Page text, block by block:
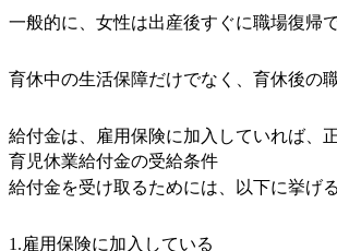
一般的に、女性は出産後すぐに職場復帰
育休中の生活保障だけでなく、育休後の
給付金は、雇用保険に加入していれば、
育児休業給付金の受給条件
給付金を受け取るためには、以下に挙げ
1.雇用保険に加入している